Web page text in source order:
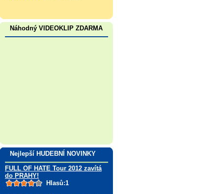
Náhodný VIDEOKLIP ZDARMA
Nejlepší HUDEBNÍ NOVINKY
FULL OF HATE Tour 2012 zavítá
do PRAHY!
Hlasů:1